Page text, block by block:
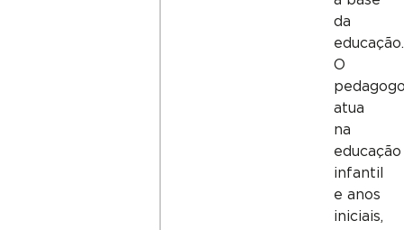
da
educação.
O
atua
na
educação
infantil
e anos
iniciais,